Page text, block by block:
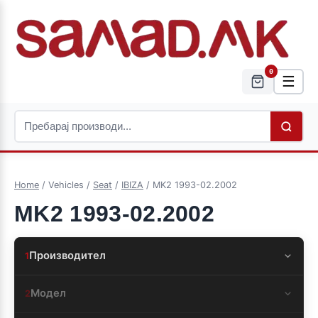
0
☰
Home / Vehicles / Seat / IBIZA / MK2 1993-02.2002
MK2 1993-02.2002
1Производител
2Модел